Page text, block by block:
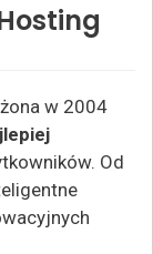
w 2004
Od